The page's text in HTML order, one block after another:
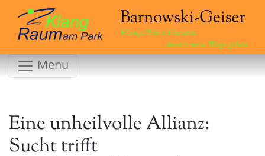
Klänge.Worte.Therapie
...kreativ neue Wege gehen
Menu
Eine unheilvolle Allianz:
Sucht trifft